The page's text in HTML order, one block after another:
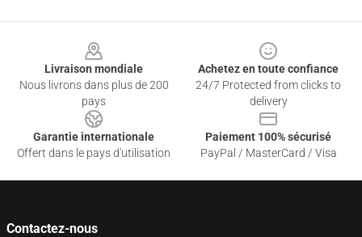
Livraison mondiale
Nous livrons dans plus de 200
pays
Achetez en toute confiance
24/7 Protected from clicks to
delivery
Garantie internationale
Offert dans le pays d'utilisation
Paiement 100% sécurisé
PayPal / MasterCard / Visa
Contactez-nous